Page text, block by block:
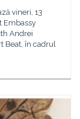
vineri, 13
Embassy
Andrei
Beat, în cadrul